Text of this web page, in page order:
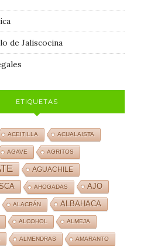
de Jaliscocina
ETIQUETAS
ACEITILLA ACUALAISTA
AGAVE AGRITOS
AGUACHILE
AHOGADAS AJO
ALACRÁN ALBAHACA
ALCOHOL ALMEJA
ALMENDRAS AMARANTO